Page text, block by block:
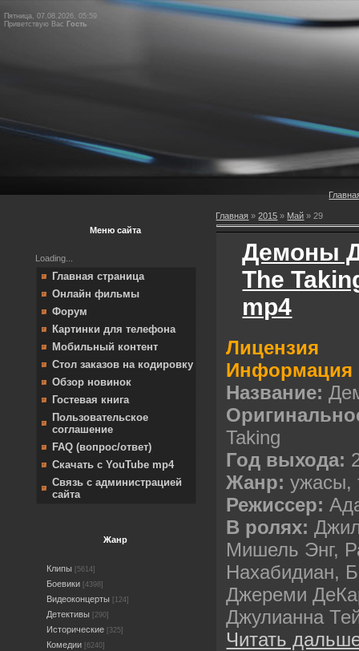
Пятница, 07.08.2026, 05:59
Приветствую Вас Гость
Меню сайта
Loading...
Главная страница
Онлайн фильмы
Форум
Картинки для телефона
Мобильный контент
Стол заказов на кодировку
Обзор новинок
Гостевая книга
Пользовательское
соглашение
FAQ (вопрос/ответ)
Скачать с YouTube mp4
Связь с администрацией
сайта
Жанр
Клипы [5614]
Боевики [4398]
Видеоконцерты [124]
Детективы [290]
Исторические [325]
Комедии [6240]
Главная »2015 » Май » 29
Демоны
The
mp4
Лицензия
Название:
Taking
Год выхода:
Жанр:ужасы,
Режиссер:
В ролях:
Мишель Энг,
Нахабидиан,
Джереми
Джулианна
Читать